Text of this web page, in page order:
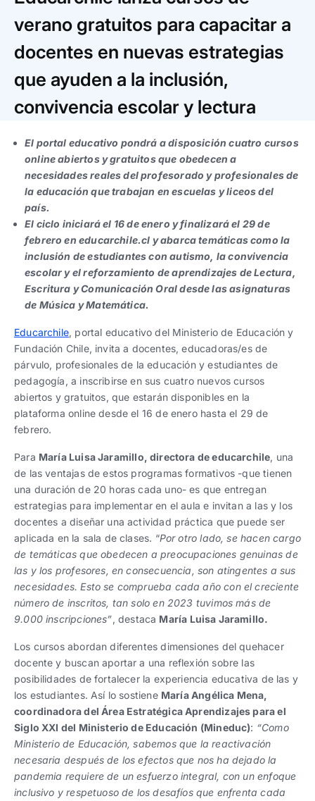
Trabaja con nosotros
Ver todo
Español English
Ver todas
Español English
Ver todas
Español English
progresivos de gestión
Ver todos
Español English
Español English
Español English
verano gratuitos para capacitar a
docentes en nuevas estrategias
que ayuden a la inclusión,
convivencia escolar y lectura
El portal educativo pondrá a disposición cuatro cursos
online abiertos y gratuitos que obedecen a
necesidades reales del profesorado y profesionales de
la educación que trabajan en escuelas y liceos del
país.
El ciclo iniciará el 16 de enero y finalizará el 29 de
febrero en educarchile.cl y abarca temáticas como la
inclusión de estudiantes con autismo, la convivencia
escolar y el reforzamiento de aprendizajes de Lectura,
Escritura y Comunicación Oral desde las asignaturas
de Música y Matemática.
Educarchile, portal educativo del Ministerio de Educación y
Fundación Chile, invita a docentes, educadoras/es de
párvulo, profesionales de la educación y estudiantes de
pedagogía, a inscribirse en sus cuatro nuevos cursos
abiertos y gratuitos, que estarán disponibles en la
plataforma online desde el 16 de enero hasta el 29 de
febrero.
Para María Luisa Jaramillo, directora de educarchile, una
de las ventajas de estos programas formativos -que tienen
una duración de 20 horas cada uno- es que entregan
estrategias para implementar en el aula e invitan a las y los
docentes a diseñar una actividad práctica que puede ser
aplicada en la sala de clases. “Por otro lado, se hacen cargo
de temáticas que obedecen a preocupaciones genuinas de
las y los profesores, en consecuencia, son atingentes a sus
necesidades. Esto se comprueba cada año con el creciente
número de inscritos, tan solo en 2023 tuvimos más de
9.000 inscripciones”, destaca María Luisa Jaramillo.
Los cursos abordan diferentes dimensiones del quehacer
docente y buscan aportar a una reflexión sobre las
posibilidades de fortalecer la experiencia educativa de las y
los estudiantes. Así lo sostiene María Angélica Mena,
coordinadora del Área Estratégica Aprendizajes para el
Siglo XXI del Ministerio de Educación (Mineduc): “Como
Ministerio de Educación, sabemos que la reactivación
necesaria después de los efectos que nos ha dejado la
pandemia requiere de un esfuerzo integral, con un enfoque
inclusivo y respetuoso de los desafíos que enfrenta cada